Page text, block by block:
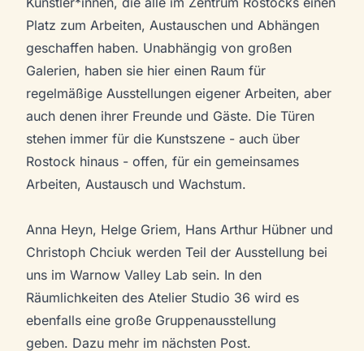
Platz zum Arbeiten, Austauschen und Abhängen
geschaffen haben. Unabhängig von großen
Galerien, haben sie hier einen Raum für
regelmäßige Ausstellungen eigener Arbeiten, aber
auch denen ihrer Freunde und Gäste. Die Türen
stehen immer für die Kunstszene - auch über
Rostock hinaus - offen, für ein gemeinsames
Arbeiten, Austausch und Wachstum.
Anna Heyn, Helge Griem, Hans Arthur Hübner und
Christoph Chciuk werden Teil der Ausstellung bei
uns im Warnow Valley Lab sein. In den
Räumlichkeiten des Atelier Studio 36 wird es
ebenfalls eine große Gruppenausstellung
geben. Dazu mehr im nächsten Post.